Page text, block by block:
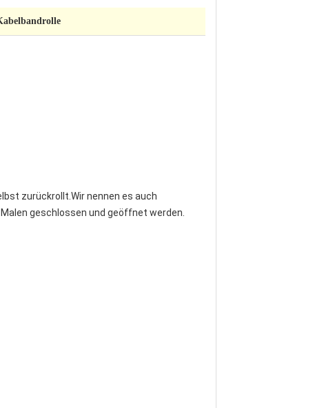
zurückrollt.Wir nennen es auch
geschlossen und geöffnet werden.